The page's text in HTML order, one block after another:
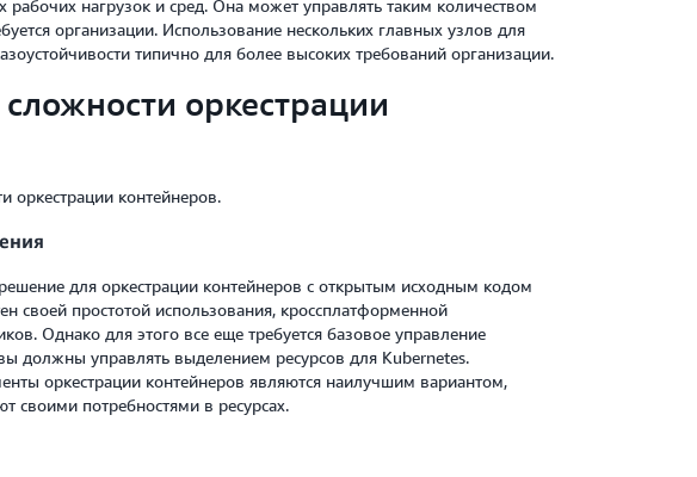
нагрузок и сред. Она может управлять таким количеством
организации. Использование нескольких главных узлов для
типично для более высоких требований организации.
оркестрации
оркестрации контейнеров.
для оркестрации контейнеров с открытым исходным кодом
своей простотой использования, кроссплатформенной
Однако для этого все еще требуется базовое управление
должны управлять выделением ресурсов для Kubernetes.
оркестрации контейнеров являются наилучшим вариантом,
своими потребностями в ресурсах.